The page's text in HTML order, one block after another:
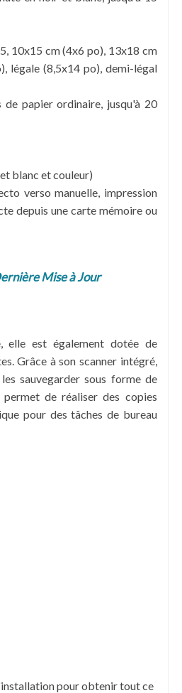
10x15 cm (4x6 po), 13x18 cm
légale (8,5x14 po), demi-légal
papier ordinaire, jusqu'à 20
blanc et couleur)
verso manuelle, impression
depuis une carte mémoire ou
Mise à Jour
elle est également dotée de
Grâce à son scanner intégré,
sauvegarder sous forme de
de réaliser des copies
pour des tâches de bureau
pour obtenir tout ce